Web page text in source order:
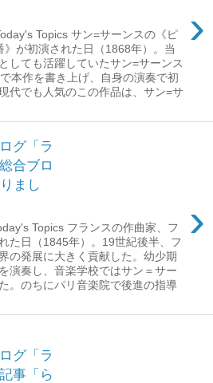
›
Topics サン=サーンスの《ピ
》が初演された日（1868年）。当
しても活躍していたサン=サーンス
本作を書き上げ、自身の演奏で初
代でも人気のこの作品は、サン=サ
グ「ラ
合ブロ
まし
›
Topics フランスの作曲家、フ
た日（1845年）。19世紀後半、フ
の発展に大きく貢献した。幼少期
演奏し、音楽学校ではサン＝サー
。のちにパリ音楽院で後進の指導
グ「ラ
事「ら